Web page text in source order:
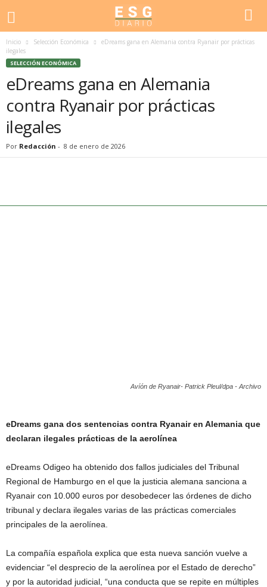
Inicio Selección Económica
eDreams gana en Alemania contra Ryanair por prácticas
ilegales
SELECCIÓN ECONÓMICA
eDreams gana en Alemania
contra Ryanair por prácticas
ilegales
Por Redacción - 8 de enero de 2026
Avíón de Ryanair- Patrick Pleul/dpa - Archivo
eDreams gana dos sentencias contra Ryanair en Alemania que
declaran ilegales prácticas de la aerolínea
eDreams Odigeo ha obtenido dos fallos judiciales del Tribunal
Regional de Hamburgo en el que la justicia alemana sanciona a
Ryanair con 10.000 euros por desobedecer las órdenes de dicho
tribunal y declara ilegales varias de las prácticas comerciales
principales de la aerolínea.
La compañía española explica que esta nueva sanción vuelve a
evidenciar “el desprecio de la aerolínea por el Estado de derecho”
y por la autoridad judicial, “una conducta que se repite en múltiples